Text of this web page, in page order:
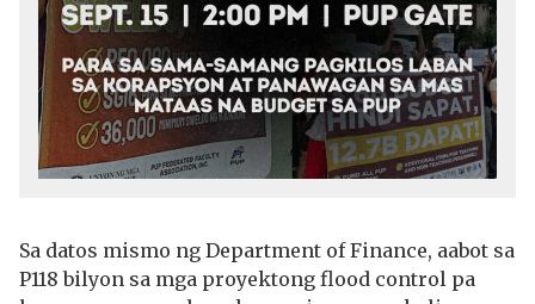
Sa datos mismo ng Department of Finance, aabot sa
P118 bilyon sa mga proyektong flood control pa